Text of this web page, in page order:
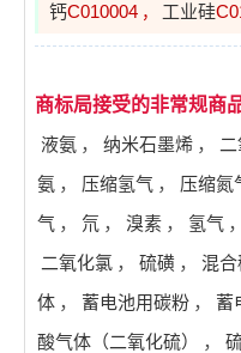
钙C010004 ， 工业硅
商标局接受的非常规商
液氨 ， 纳米石墨烯 ，
氨 ， 压缩氢气 ， 压缩氮
气 ， 氘 ， 溴素 ， 氢气 ，
二氧化氯 ， 硫磺 ， 混合
体 ， 蓄电池用碳粉 ， 蓄
酸气体（二氧化硫）
，